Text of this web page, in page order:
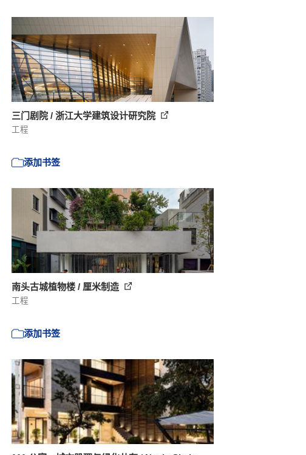
三门剧院 / 浙江大学建筑设计研究院
工程
添加书签
南头古城植物楼 / 厘米制造
工程
添加书签